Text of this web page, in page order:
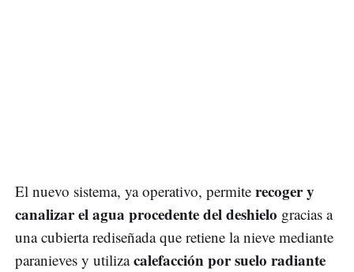
El nuevo sistema, ya operativo, permite recoger y
canalizar el agua procedente del deshielo gracias a
una cubierta rediseñada que retiene la nieve mediante
paranieves y utilizacalefacción por suelo radiante